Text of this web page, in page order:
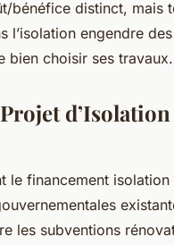
bénéfice distinct, mais
l’isolation engendre
bien choisir ses travaux.
le financement
les subventions